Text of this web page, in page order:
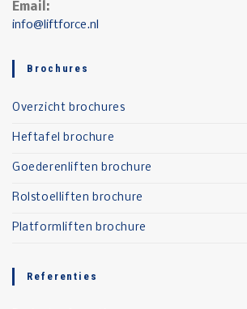
Email:
info@liftforce.nl
Brochures
Overzicht brochures
Heftafel brochure
Goederenliften brochure
Rolstoelliften brochure
Platformliften brochure
Referenties